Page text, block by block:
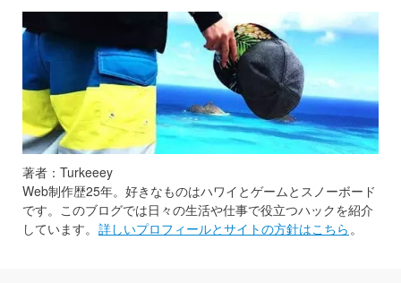
著者：Turkeeey
Web制作歴25年。好きなものはハワイとゲームとスノーボード
です。このブログでは日々の生活や仕事で役立つハックを紹介
しています。 詳しいプロフィールとサイトの方針はこちら 。